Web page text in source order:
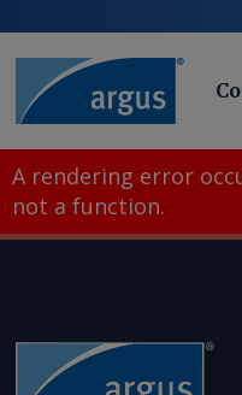
A rendering error
not a function.